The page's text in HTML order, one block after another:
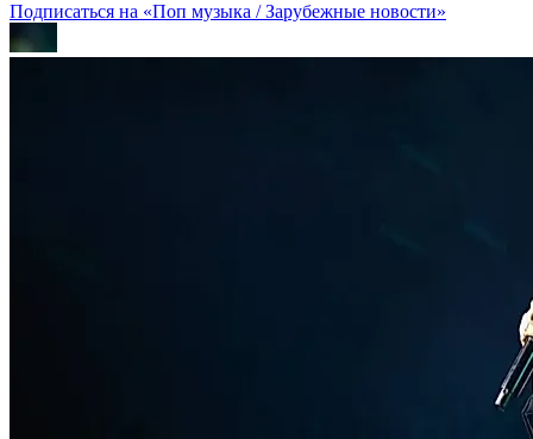
Подписаться на «Поп музыка / Зарубежные новости»